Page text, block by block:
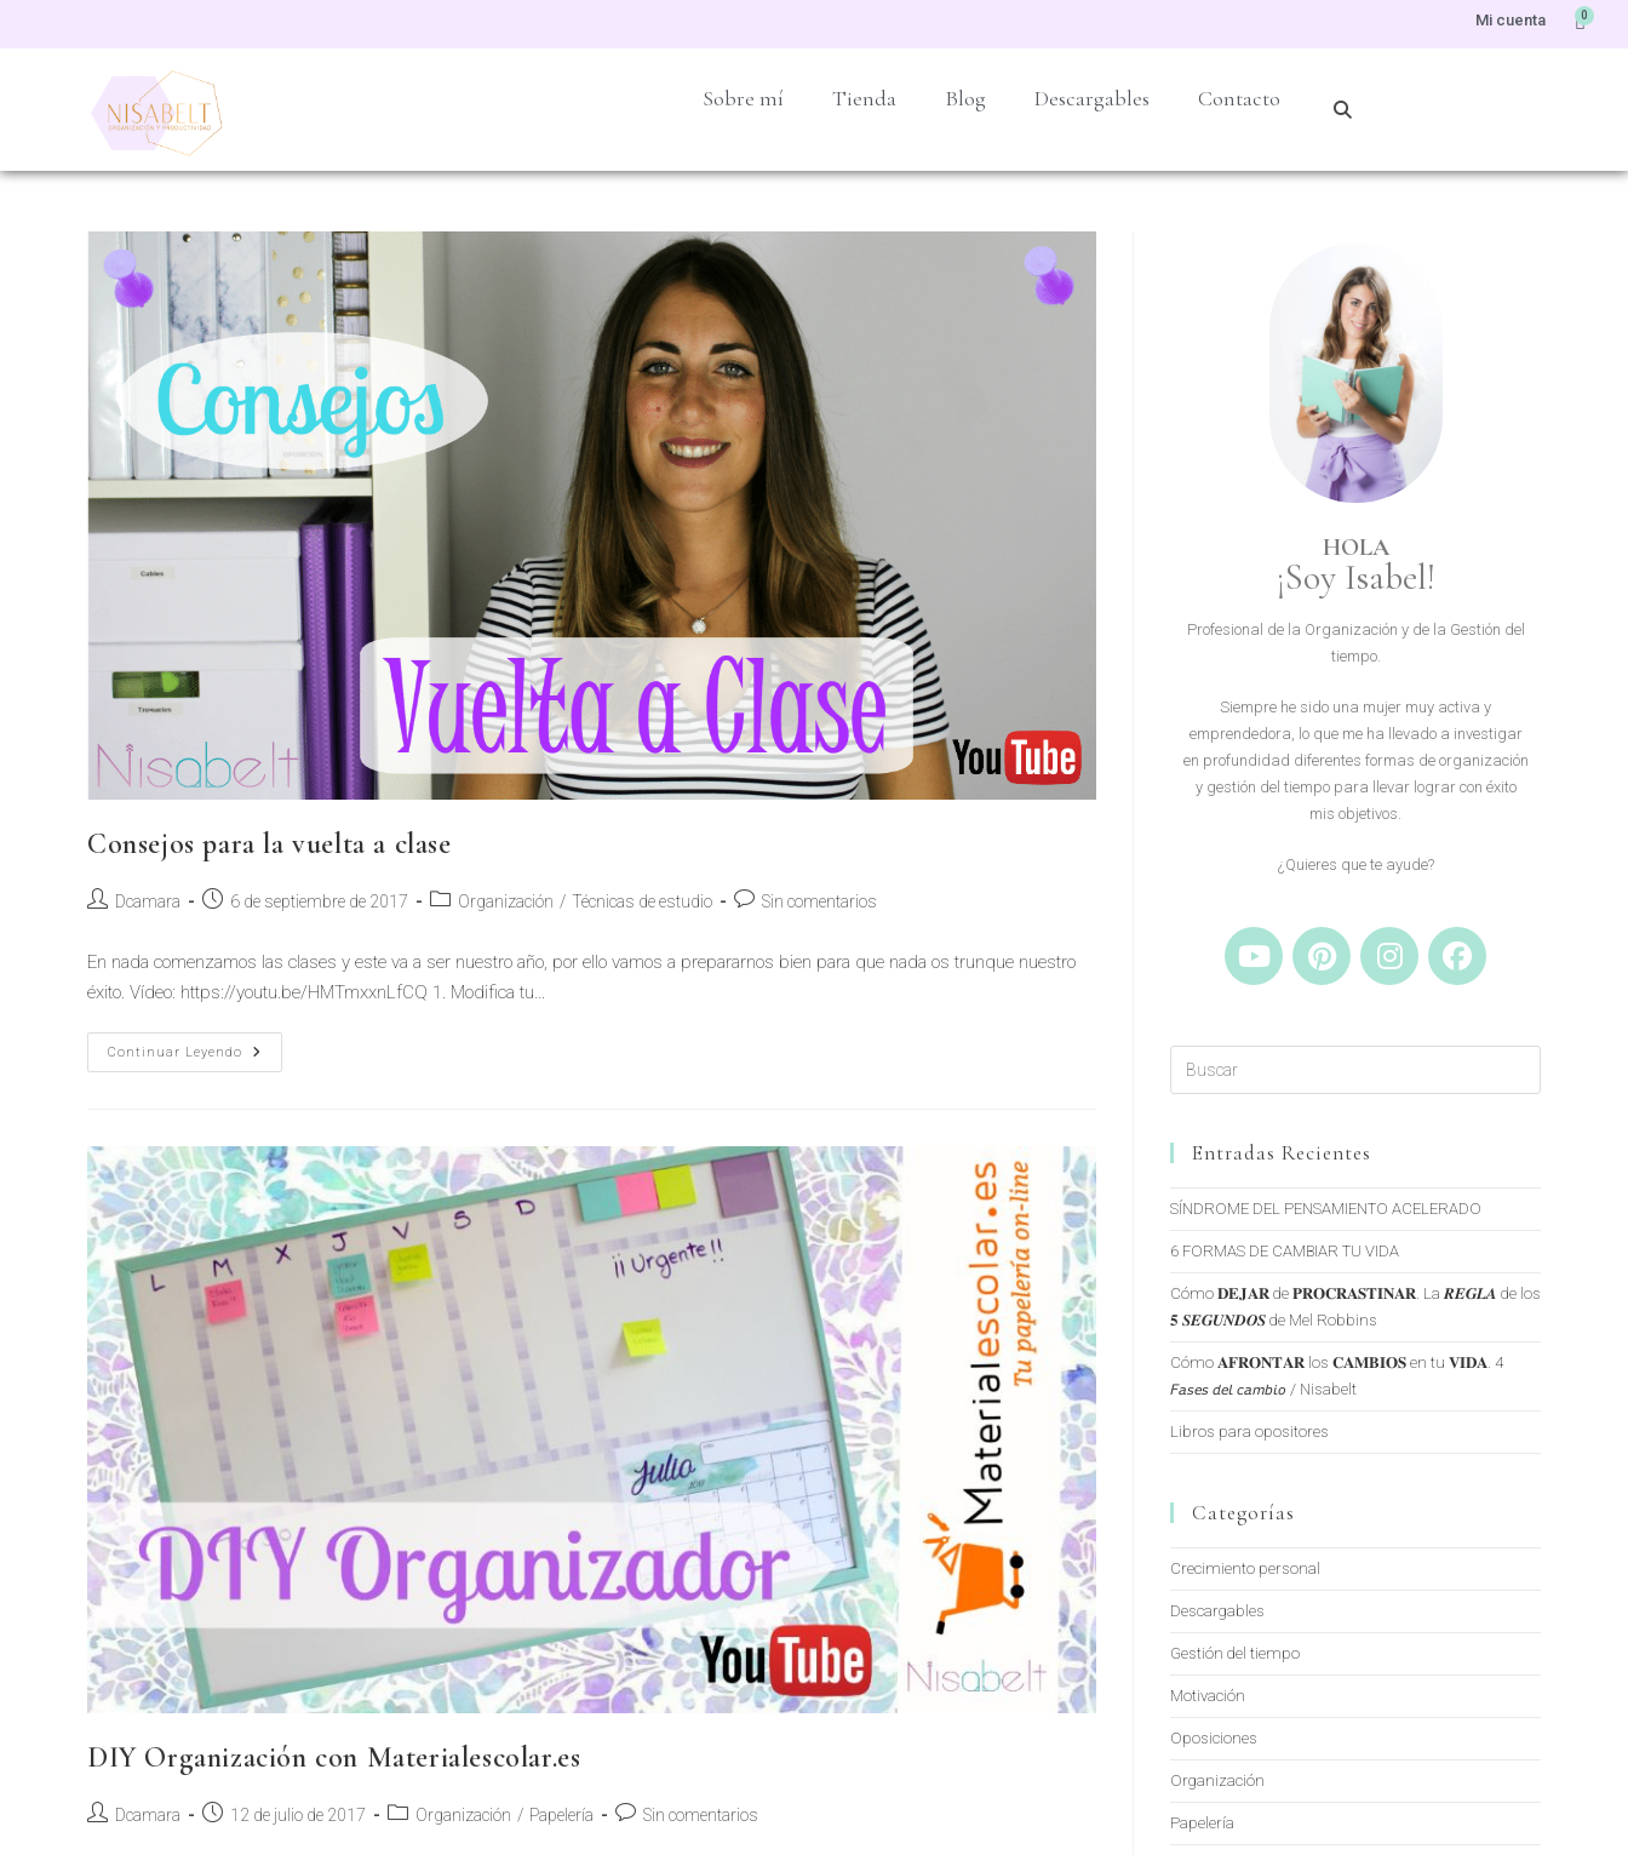
Mi cuenta 0
Sobre mí Tienda Blog Descargables Contacto
Consejos para la vuelta a clase
Dcamara 6 de septiembre de 2017 Organización / Técnicas de estudio Sin comentarios
En nada comenzamos las clases y este va a ser nuestro año, por ello vamos a prepararnos bien para que nada os trunque nuestro
éxito. Vídeo: https://youtu.be/HMTmxxnLfCQ 1. Modifica tu…
Continuar Leyendo
DIY Organización con Materialescolar.es
Dcamara 12 de julio de 2017 Organización / Papelería Sin comentarios
HOLA
¡Soy Isabel!
Profesional de la Organización y de la Gestión del
tiempo.
Siempre he sido una mujer muy activa y
emprendedora, lo que me ha llevado a investigar
en profundidad diferentes formas de organización
y gestión del tiempo para llevar lograr con éxito
mis objetivos.
¿Quieres que te ayude?
Entradas Recientes
SÍNDROME DEL PENSAMIENTO ACELERADO
6 FORMAS DE CAMBIAR TU VIDA
Cómo 𝐃𝐄𝐉𝐀𝐑 de 𝐏𝐑𝐎𝐂𝐑𝐀𝐒𝐓𝐈𝐍𝐀𝐑. La 𝑹𝑬𝑮𝑳𝑨 de los
𝟓 𝑺𝑬𝑮𝑼𝑵𝑫𝑶𝑺 de Mel Robbins
Cómo 𝐀𝐅𝐑𝐎𝐍𝐓𝐀𝐑 los 𝐂𝐀𝐌𝐁𝐈𝐎𝐒 en tu 𝐕𝐈𝐃𝐀. 4
𝘍𝘢𝘴𝘦𝘴 𝘥𝘦𝘭 𝘤𝘢𝘮𝘣𝘪𝘰 / Nisabelt
Libros para opositores
Categorías
Crecimiento personal
Descargables
Gestión del tiempo
Motivación
Oposiciones
Organización
Papelería